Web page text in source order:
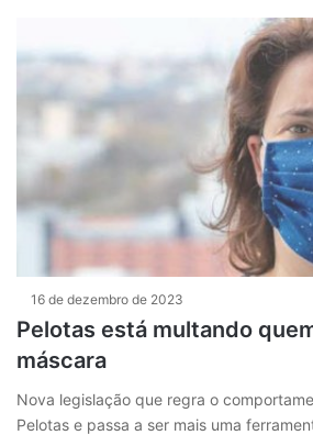
16 de dezembro de 2023
Pelotas está multando
máscara
Nova legislação que regra o
Pelotas e passa a ser mais uma